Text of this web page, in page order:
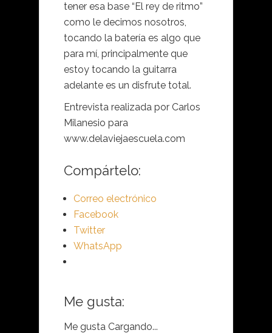
tener esa base “El rey de ritmo”
como le decimos nosotros,
tocando la batería es algo que
para mí, principalmente que
estoy tocando la guitarra
adelante es un disfrute total.
Entrevista realizada por Carlos
Milanesio para
www.delaviejaescuela.com
Compártelo:
Correo electrónico
Facebook
Twitter
WhatsApp
Me gusta:
Me gusta Cargando...